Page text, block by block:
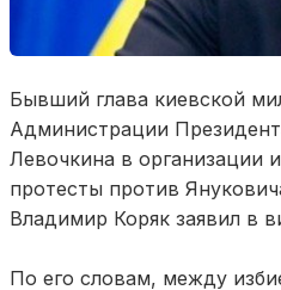
Бывший глава киевской
Администрации
Левочкина в организации
протесты против
Владимир Коряк заявил в
По его словам, между